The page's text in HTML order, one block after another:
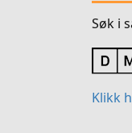
Søk i
Klikk